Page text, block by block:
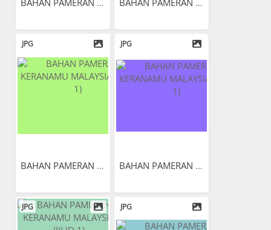
BAHAN PAMERAN KERANAMU... BAHAN PAMERAN KERANAMU...
JPG
BAHAN PAMERAN KERANAMU...
JPG
BAHAN PAMERAN KERANAMU...
JPG JPG